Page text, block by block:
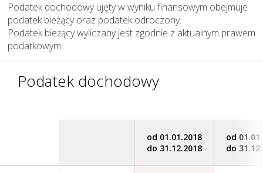
Jak tworzymy wartość
Podatek dochodowy ujęty w wyniku finansowym obejmuje
podatek bieżący oraz podatek odroczony.
Podatek bieżący wyliczany jest zgodnie z aktualnym prawem
podatkowym.
Podatek dochodowy
od 01.01.2018
do 31.12.2018
od
do